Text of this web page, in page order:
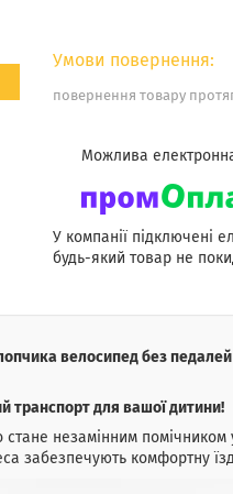
повернення товару
У компанії підключені
будь-який товар не
велосипед без
транспорт для вашої дитини!
незамінним
забезпечують комфортну